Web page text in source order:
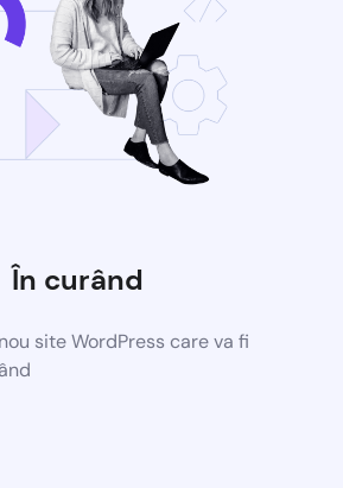
În curând
site WordPress care va fi